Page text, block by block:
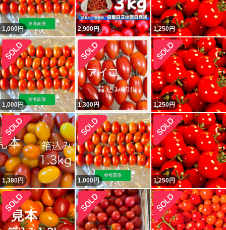
1,000円 2,900円 1,250円
1,000円 1,300円 1,250円
1,380円 1,000円 1,250円